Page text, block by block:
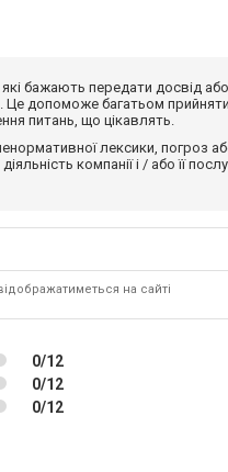
які бажають передати досвід
Це допоможе багатьом
питань, що цікавлять.
лексики, погроз
компанії і / або її
на сайті
0/12
0/12
0/12